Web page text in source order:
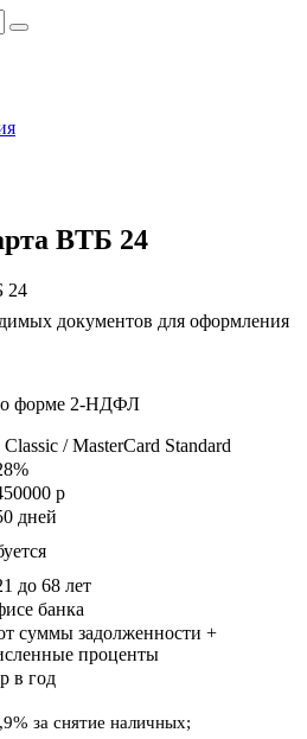
ВТБ 24
документов для оформления
форме 2-НДФЛ
/ MasterCard Standard
p
дней
до 68 лет
банка
суммы задолженности +
проценты
p в год
за снятие наличных;